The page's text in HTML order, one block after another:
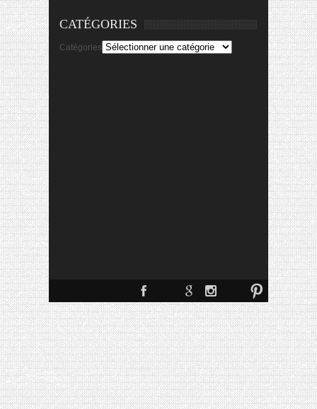
CATÉGORIES
Catégories